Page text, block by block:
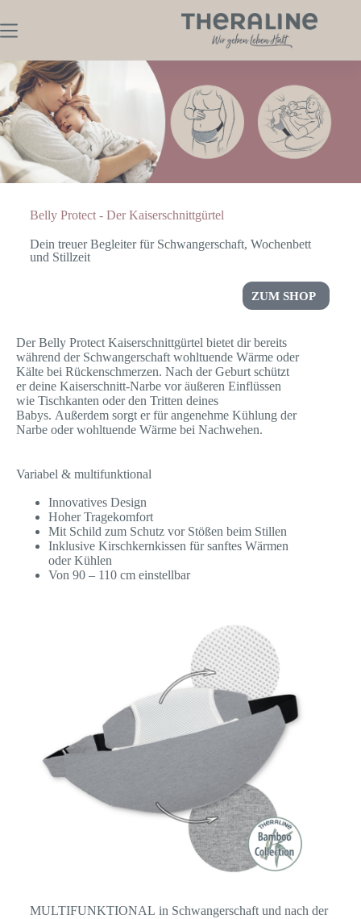
Belly Protect - Der Kaiserschnittgürtel
Dein treuer Begleiter für Schwangerschaft, Wochenbett
und Stillzeit
ZUM SHOP
Der Belly Protect Kaiserschnittgürtel bietet dir bereits
während der Schwangerschaft wohltuende Wärme oder
Kälte bei Rückenschmerzen. Nach der Geburt schützt
er deine Kaiserschnitt-Narbe vor äußeren Einflüssen
wie Tischkanten oder den Tritten deines
Babys. Außerdem sorgt er für angenehme Kühlung der
Narbe oder wohltuende Wärme bei Nachwehen.
Variabel & multifunktional
Innovatives Design
Hoher Tragekomfort
Mit Schild zum Schutz vor Stößen beim Stillen
Inklusive Kirschkernkissen für sanftes Wärmen
oder Kühlen
Von 90 – 110 cm einstellbar
MULTIFUNKTIONAL in Schwangerschaft und nach der